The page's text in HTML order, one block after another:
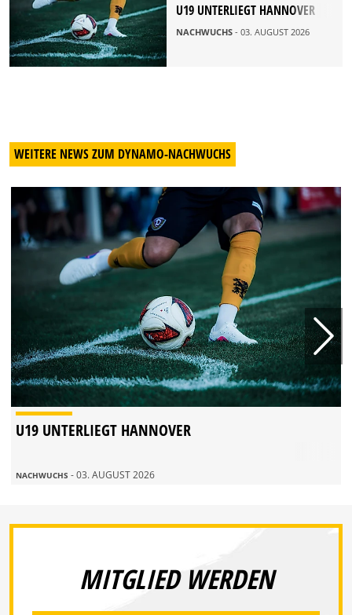
U19 UNTERLIEGT HANNOVER
NACHWUCHS - 03. AUGUST 2026
WEITERE NEWS ZUM DYNAMO-NACHWUCHS
U19 UNTERLIEGT HANNOVER
NACHWUCHS - 03. AUGUST 2026
MITGLIED WERDEN